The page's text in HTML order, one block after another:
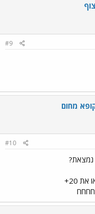
#9
מחום
#10
נמצאת?
ואם תסתכלו טוב טוב תראו את 20+